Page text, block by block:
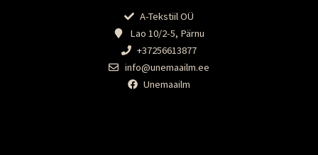
A-Tekstiil OÜ
Lao 10/2-5, Pärnu
+37256613877
info@unemaailm.ee
Unemaailm